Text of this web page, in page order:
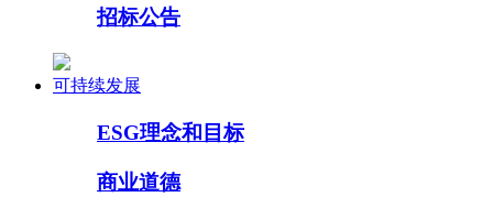
招标公告
可持续发展
ESG理念和目标
商业道德